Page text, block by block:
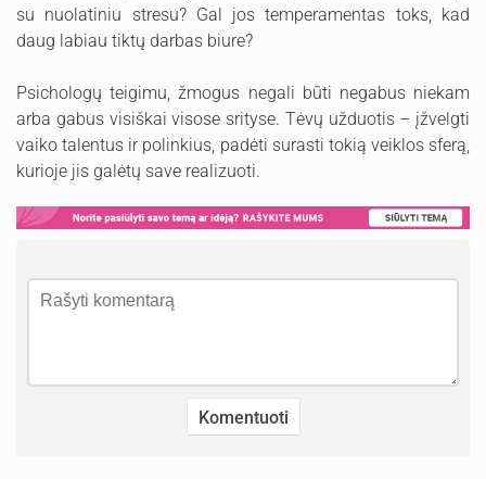
su nuolatiniu stresu? Gal jos temperamentas toks, kad
daug labiau tiktų darbas biure?
Psichologų teigimu, žmogus negali būti negabus niekam
arba gabus visiškai visose srityse. Tėvų užduotis – įžvelgti
vaiko talentus ir polinkius, padėti surasti tokią veiklos sferą,
kurioje jis galėtų save realizuoti.